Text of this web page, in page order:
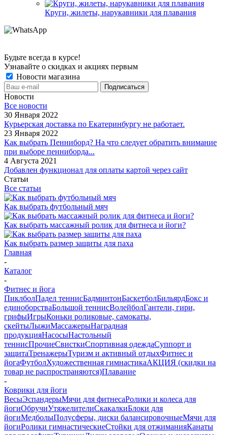
Круги, жилеты, нарукавники для плавания
Будьте всегда в курсе!
Узнавайте о скидках и акциях первым
Новости магазина
Новости
Все новости
30 Января 2022
Курьерская доставка по Екатеринбургу не работает.
23 Января 2022
Как выбрать Пенниборд? На что следует обратить внимание
при выборе пенниборда...
4 Августа 2021
Добавлен функционал для оплаты картой через сайт
Статьи
Все статьи
Как выбрать футбольный мяч
Как выбрать массажный ролик для фитнеса и йоги?
Как выбрать размер защиты для паха
Главная
-
Каталог
-
Фитнес и йога
ПиклболПадел теннисБадминтонБаскетболБильярдБокс и
единоборстваБольшой теннисВолейболГантели, гири,
грифыИгрыКоньки роликовые, самокаты,
скейтыЛыжиМассажерыНаградная
продукцияНасосыНастольный
теннисПрочиеСвисткиСпортивная одеждаСуппорт и
защитаТренажерыТуризм и активный отдыхФитнес и
йогаФутболХудожественная гимнастикаАКЦИЯ (скидки на
товар не распространяются)Плавание
-
Коврики для йоги
ВесыЭспандерыМячи для фитнесаРолики и колеса для
йогиОбручиУтяжелителиСкакалкиБлоки для
йогиМедболыПолусферы, диски балансировочныеМячи для
йогиРолики гимнастическиеСтойки для отжиманияКанаты